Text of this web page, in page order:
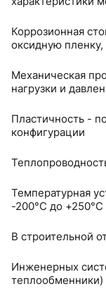
Коррозионная
оксидную
Механическая
нагрузки и
Пластичность -
конфигурации
Температурная
-200°C до +250°C
В строительной
Инженерных
теплообменники)